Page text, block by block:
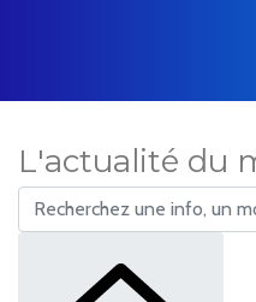
L'actualité du